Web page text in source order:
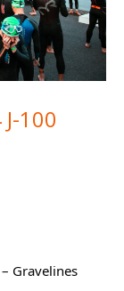
100
Gravelines